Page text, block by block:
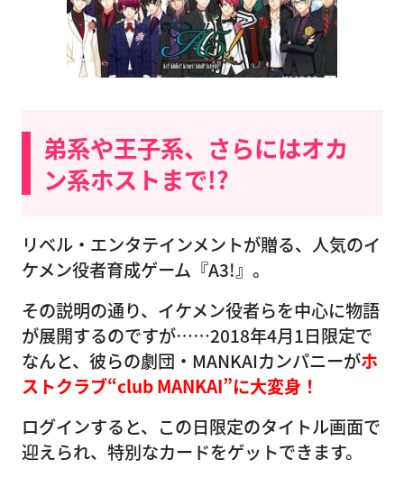
弟系や王子系、さらにはオカ
ン系ホストまで!?
リベル・エンタテインメントが贈る、人気のイ
ケメン役者育成ゲーム『A3!』。
その説明の通り、イケメン役者らを中心に物語
が展開するのですが……2018年4月1日限定で
なんと、彼らの劇団・MANKAIカンパニーがホ
ストクラブ“club MANKAI”に大変身！
ログインすると、この日限定のタイトル画面で
迎えられ、特別なカードをゲットできます。